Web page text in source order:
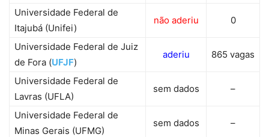
Universidade Federal de
Itajubá (Unifei)
não aderiu 0
Universidade Federal de Juiz
de Fora (UFJF)
aderiu 865 vagas
Universidade Federal de
Lavras (UFLA)
sem dados –
Universidade Federal de
Minas Gerais (UFMG)
sem dados –